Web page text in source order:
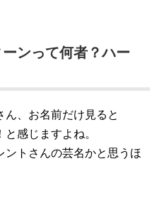
ンって何者？ハー
ん、お名前だけ見ると
感じますよね。
ントさんの芸名かと思うほ